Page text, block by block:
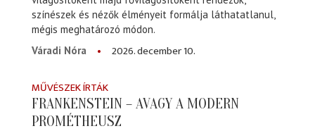
színészek és nézők élményeit formálja láthatatlanul,
mégis meghatározó módon.
Váradi Nóra
2026. december 10.
MŰVÉSZEK ÍRTÁK
FRANKENSTEIN – AVAGY A MODERN
PROMÉTHEUSZ